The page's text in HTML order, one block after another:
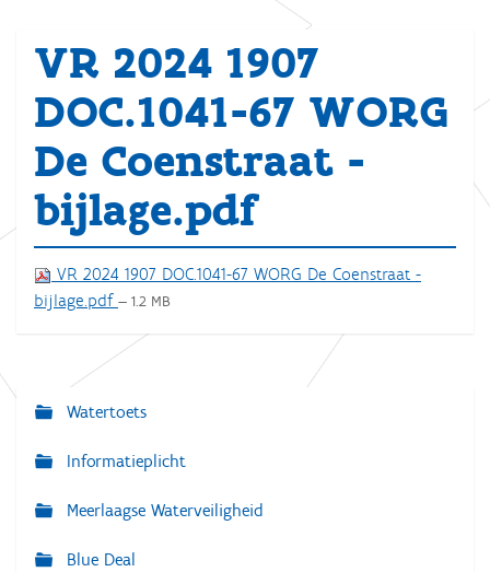
VR 2024 1907
DOC.1041-67 WORG
De Coenstraat -
bijlage.pdf
VR 2024 1907 DOC.1041-67 WORG De Coenstraat -
bijlage.pdf — 1.2 MB
N
a
i
g
Watertoets
Informatieplicht
Meerlaagse Waterveiligheid
Blue Deal